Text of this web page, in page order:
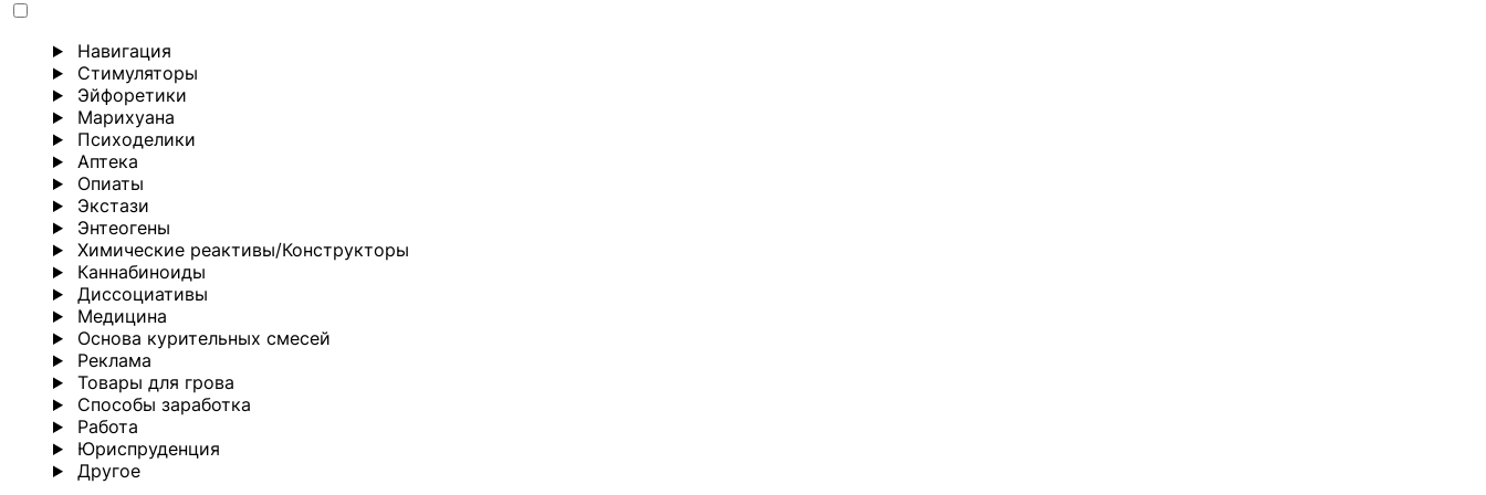
Навигация
Стимуляторы
Эйфоретики
Марихуана
Психоделики
Аптека
Опиаты
Экстази
Энтеогены
Химические реактивы/Конструкторы
Каннабиноиды
Диссоциативы
Медицина
Основа курительных смесей
Реклама
Товары для грова
Способы заработка
Работа
Юриспруденция
Другoе